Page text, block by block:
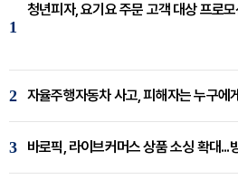
1
청년피자, 요기요 주문 고객 대상 프로모
2 자율주행자동차 사고, 피해자는 누구에
3 바로픽, 라이브커머스 상품 소싱 확대...